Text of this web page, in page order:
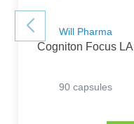
Will Pharma
Cogniton Focus LA
90 capsules